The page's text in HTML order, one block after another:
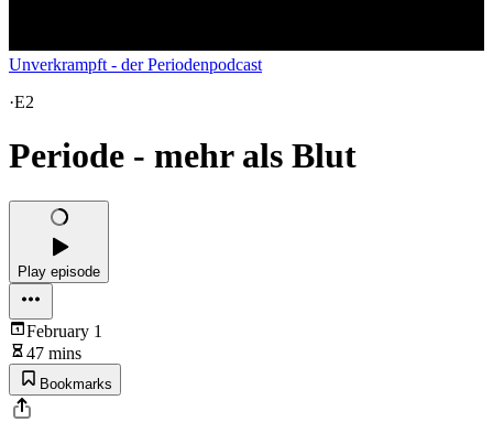
Unverkrampft - der Periodenpodcast
·E2
Periode - mehr als Blut
Play episode
February 1
47 mins
Bookmarks